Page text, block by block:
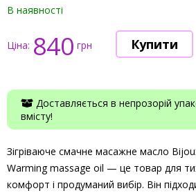
В наявності
Ціна: 840 грн
Доставляється в непрозорій
вмісту!
Зігріваюче смачне масажне масло
Warming massage oil — це товар для
комфорт і продуманий вибір. Він